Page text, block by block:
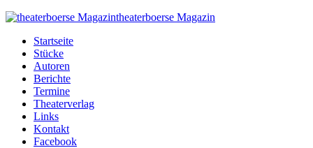
theaterboerse Magazin
Startseite
Stücke
Autoren
Berichte
Termine
Theaterverlag
Links
Kontakt
Facebook